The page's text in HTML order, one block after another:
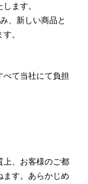
ます。
、新しい商品と
。
て当社にて負担
上、お客様のご都
ます。あらかじめ